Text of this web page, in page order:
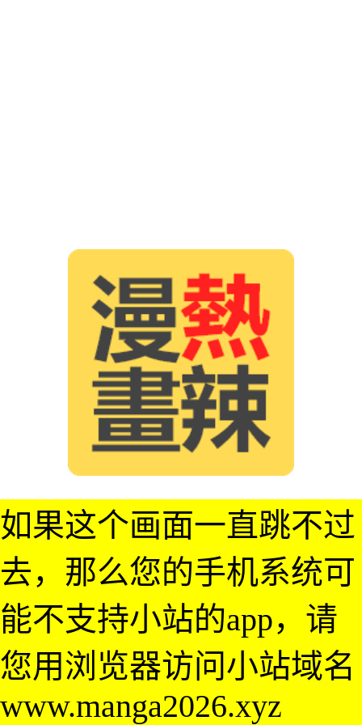
如果这个画面一直跳不过
去，那么您的手机系统可
能不支持小站的app，请
您用浏览器访问小站域名
www.manga2026.xyz